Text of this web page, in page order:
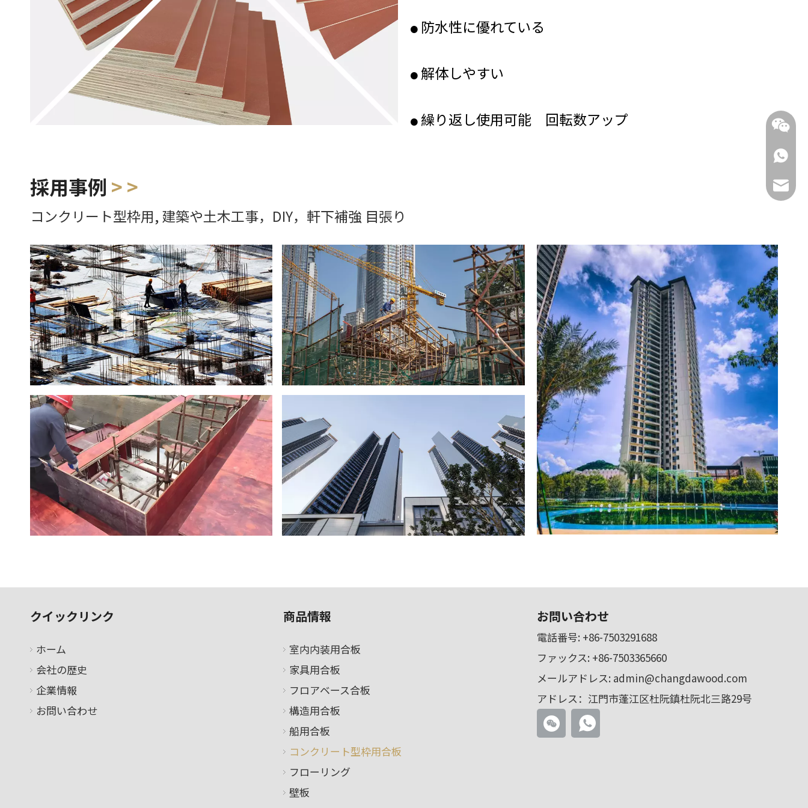
● 防水性に優れている
● 解体しやすい
● 繰り返し使用可能 回転数アップ
採用事例 > >
コンクリート型枠用, 建築や土木工事，DIY，軒下補強 目張り
クイックリンク
ホーム
会社の歴史
企業情報
お問い合わせ
商品情報
室内内装用合板
家具用合板
フロアベース合板
構造用合板
船用合板
コンクリート型枠用合板
フローリング
壁板
お問い合わせ
電話番号: +86-7503291688
ファックス: +86-7503365660
メールアドレス: admin@changdawood.com
アドレス：江門市蓬江区杜阮鎮杜阮北三路29号
メール